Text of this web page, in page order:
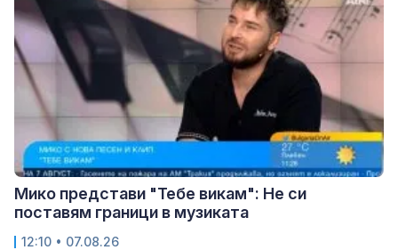
Мико представи "Тебе викам": Не си
поставям граници в музиката
12:10 • 07.08.26